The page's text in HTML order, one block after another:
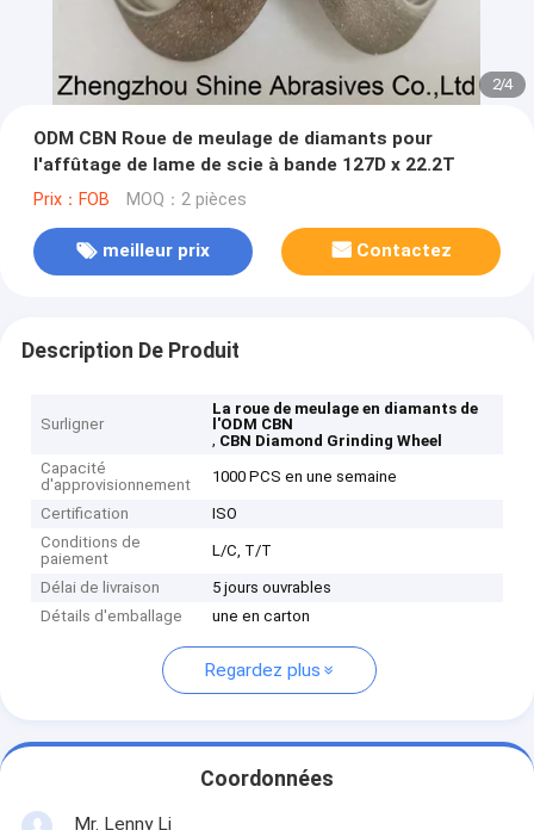
2/4
ODM CBN Roue de meulage de diamants pour
l'affûtage de lame de scie à bande 127D x 22.2T
Prix：FOB MOQ：2 pièces
meilleur prix Contactez
Description De Produit
Surligner
La roue de meulage en diamants de
l'ODM CBN
, CBN Diamond Grinding Wheel
Capacité
d'approvisionnement
1000 PCS en une semaine
Certification
ISO
Conditions de
paiement
L/C, T/T
Délai de livraison
5 jours ouvrables
Détails d'emballage
une en carton
Regardez plus
Coordonnées
Mr. Lenny Li